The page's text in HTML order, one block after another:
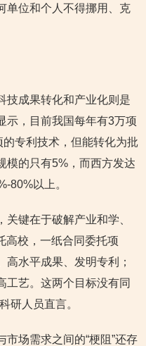
单位和个人不得挪用、克
技成果转化和产业化则是
示，目前我国每年有3万项
专利技术，但能转化为批
模的只有5%，而西方发达
80%以上。
键在于破解产业和学、
高校，一纸合同委托项
高水平成果、发明专利；
工艺。这两个目标没有同
研人员直言。
场需求之间的“梗阻”还存